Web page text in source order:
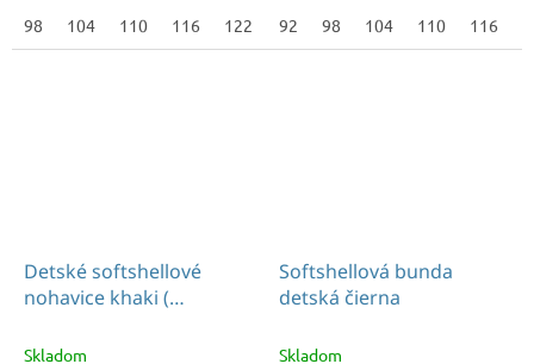
98 104 110 116 122 128 134 140
92 98 104 110 116
Detské softshellové
nohavice khaki (
Skladom
Softshellová bunda
detská čierna
Skladom